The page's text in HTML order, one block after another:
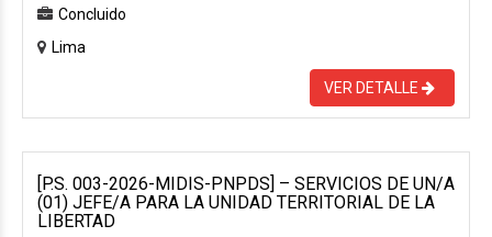
Concluido
Lima
VER DETALLE
[P.S. 003-2026-MIDIS-PNPDS] – SERVICIOS DE UN/A
(01) JEFE/A PARA LA UNIDAD TERRITORIAL DE LA
LIBERTAD